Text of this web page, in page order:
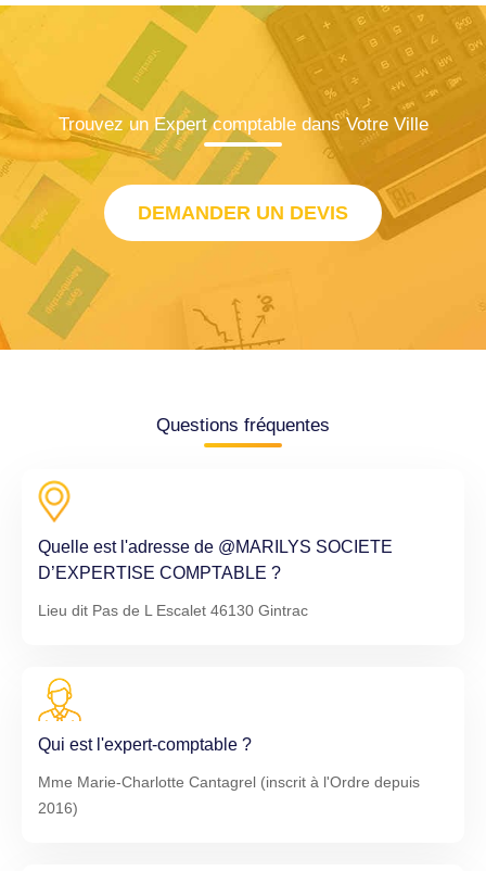
Trouvez un Expert comptable dans Votre Ville
DEMANDER UN DEVIS
Questions fréquentes
Quelle est l'adresse de @MARILYS SOCIETE
D’EXPERTISE COMPTABLE ?
Lieu dit Pas de L Escalet 46130 Gintrac
Qui est l'expert-comptable ?
Mme Marie-Charlotte Cantagrel (inscrit à l'Ordre depuis
2016)